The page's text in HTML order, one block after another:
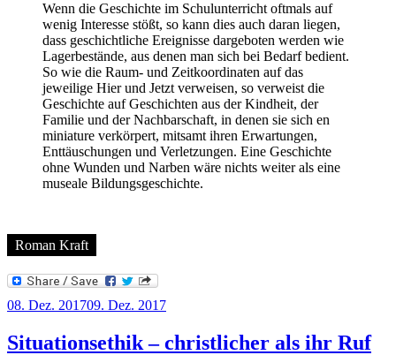
Wenn die Geschichte im Schulunterricht oftmals auf
wenig Interesse stößt, so kann dies auch daran liegen,
dass geschichtliche Ereignisse dargeboten werden wie
Lagerbestände, aus denen man sich bei Bedarf bedient.
So wie die Raum- und Zeitkoordinaten auf das
jeweilige Hier und Jetzt verweisen, so verweist die
Geschichte auf Geschichten aus der Kindheit, der
Familie und der Nachbarschaft, in denen sie sich en
miniature verkörpert, mitsamt ihren Erwartungen,
Enttäuschungen und Verletzungen. Eine Geschichte
ohne Wunden und Narben wäre nichts weiter als eine
museale Bildungsgeschichte.
Roman Kraft
Veröffentlicht
08. Dez. 201709. Dez. 2017
Situationsethik – christlicher als ihr Ruf